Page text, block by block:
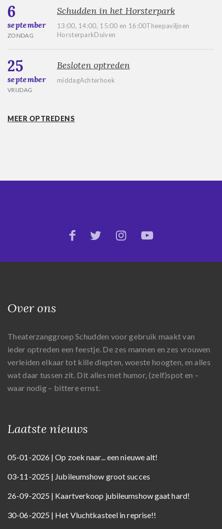
6
september
ZONDAG
Schudden in het Horsterpark
13:00, 14:00, 15:00 en 16:00Theepaviljoen
HorsterparkDuiven
25
september
VRIJDAG
Besloten optreden
middagAchterhoek
MEER OPTREDENS
Over ons
Theaterzanggroep Schudden voor gebruik maakt van
ieder optreden een feestje. De zes mannen en zes vrouwen
verleiden elkaar tot kille diepten, woeste hoogten, en alles
wat daar tussen zit. Dit alles met humor, (zelf)spot en –
waar nodig – bittere ernst.
Laatste nieuws
05-01-2026 | Op zoek naar... een nieuwe alt!
03-11-2025 | Jubileumshow groot succes
26-09-2025 | Kaartverkoop jubileumshow gaat hard!
30-06-2025 | Het Vluchtkasteel in reprise!!